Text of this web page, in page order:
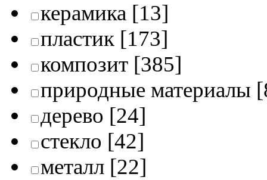
керамика [13]
пластик [173]
композит [385]
природные материалы
дерево [24]
стекло [42]
металл [22]